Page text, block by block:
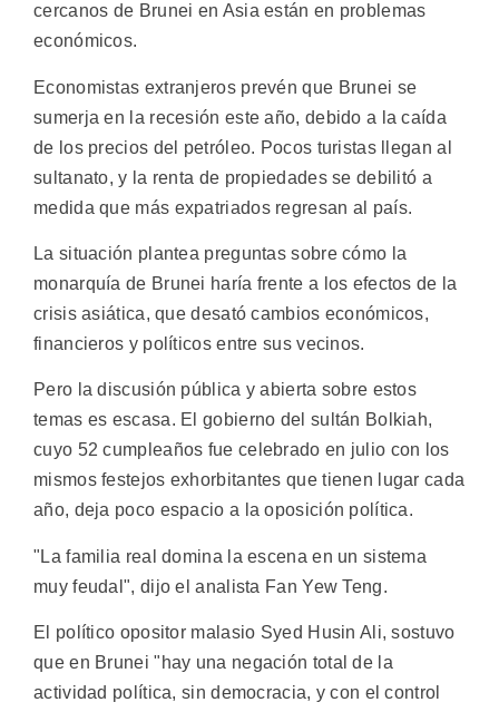
cercanos de Brunei en Asia están en problemas
económicos.
Economistas extranjeros prevén que Brunei se
sumerja en la recesión este año, debido a la caída
de los precios del petróleo. Pocos turistas llegan al
sultanato, y la renta de propiedades se debilitó a
medida que más expatriados regresan al país.
La situación plantea preguntas sobre cómo la
monarquía de Brunei haría frente a los efectos de la
crisis asiática, que desató cambios económicos,
financieros y políticos entre sus vecinos.
Pero la discusión pública y abierta sobre estos
temas es escasa. El gobierno del sultán Bolkiah,
cuyo 52 cumpleaños fue celebrado en julio con los
mismos festejos exhorbitantes que tienen lugar cada
año, deja poco espacio a la oposición política.
"La familia real domina la escena en un sistema
muy feudal", dijo el analista Fan Yew Teng.
El político opositor malasio Syed Husin Ali, sostuvo
que en Brunei "hay una negación total de la
actividad política, sin democracia, y con el control